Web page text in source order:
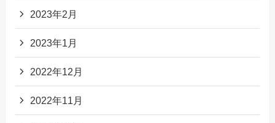
2023年2月
2023年1月
2022年12月
2022年11月